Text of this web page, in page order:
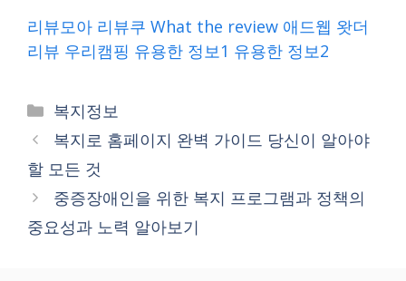
리뷰모아 리뷰쿠 What the review 애드웹 왓더
리뷰 우리캠핑 유용한 정보1 유용한 정보2
Categories
복지정보
복지로 홈페이지 완벽 가이드 당신이 알아야
할 모든 것
중증장애인을 위한 복지 프로그램과 정책의
중요성과 노력 알아보기